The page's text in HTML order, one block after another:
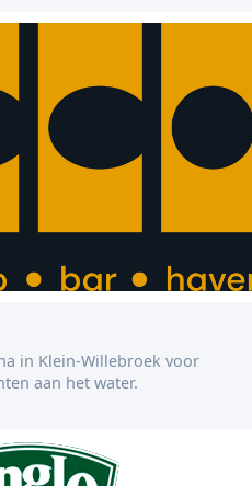
in Klein-Willebroek voor
aan het water.